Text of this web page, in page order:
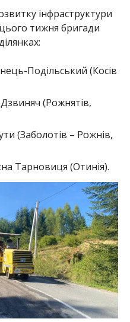
інфраструктури
тижня бригади
Подільський (Косів
(Рожнятів,
(Заболотів – Рожнів,
Тарновиця (Отинія).